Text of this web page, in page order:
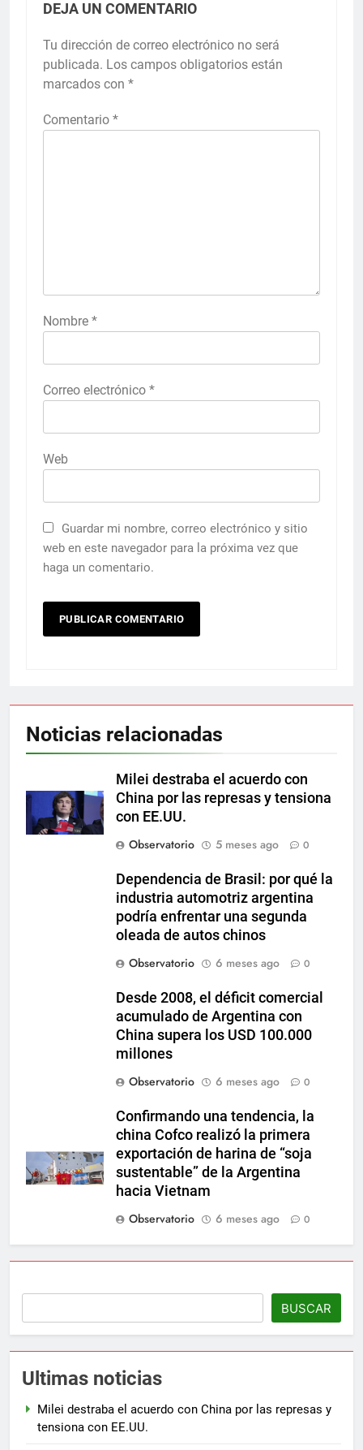
DEJA UN COMENTARIO
Tu dirección de correo electrónico no será
publicada. Los campos obligatorios están
marcados con *
Comentario *
Nombre *
Correo electrónico *
Web
Guardar mi nombre, correo electrónico y sitio
web en este navegador para la próxima vez que
haga un comentario.
Noticias relacionadas
Milei destraba el acuerdo con
China por las represas y tensiona
con EE.UU.
Observatorio
5 meses ago 0
Dependencia de Brasil: por qué la
industria automotriz argentina
podría enfrentar una segunda
oleada de autos chinos
Observatorio
6 meses ago 0
Desde 2008, el déficit comercial
acumulado de Argentina con
China supera los USD 100.000
millones
Observatorio
6 meses ago 0
Confirmando una tendencia, la
china Cofco realizó la primera
exportación de harina de “soja
sustentable” de la Argentina
hacia Vietnam
Observatorio
6 meses ago 0
BUSCAR
Ultimas noticias
Milei destraba el acuerdo con China por las represas y
tensiona con EE.UU.